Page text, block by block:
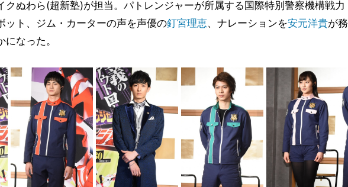
クぬわら(超新塾)が担当。パトレンジャーが所属する国際特別警察機構戦力
ット、ジム・カーターの声を声優の釘宮理恵、ナレーションを安元洋貴が務
なった。